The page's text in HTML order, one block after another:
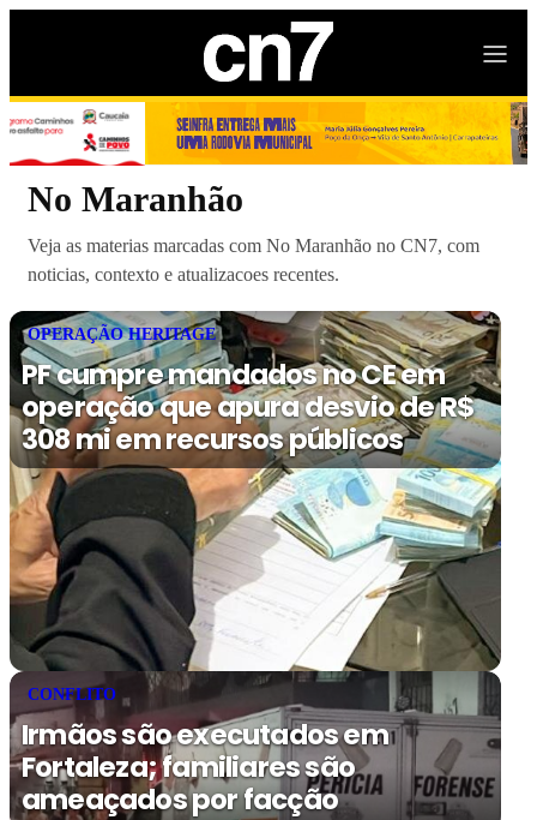
No Maranhão
Veja as materias marcadas com No Maranhão no CN7, com
noticias, contexto e atualizacoes recentes.
OPERAÇÃO HERITAGE
PF cumpre mandados no CE em
operação que apura desvio de R$
308 mi em recursos públicos
CONFLITO
Irmãos são executados em
Fortaleza; familiares são
ameaçados por facção